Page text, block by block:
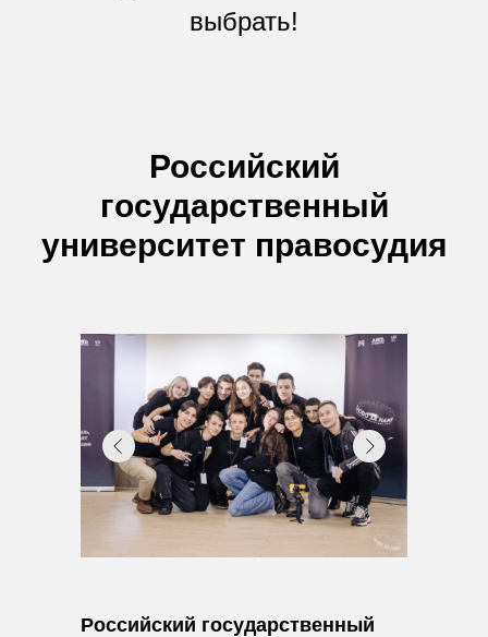
выбрать!
Российский
государственный
университет правосудия
Российский государственный